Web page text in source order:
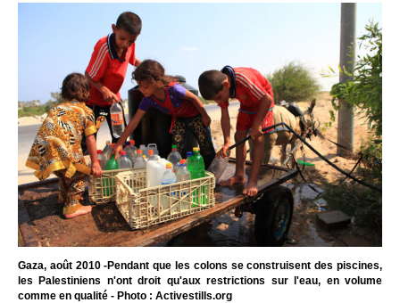
Gaza, août 2010 -Pendant que les colons se construisent des piscines,
les Palestiniens n'ont droit qu'aux restrictions sur l'eau, en volume
comme en qualité - Photo : Activestills.org